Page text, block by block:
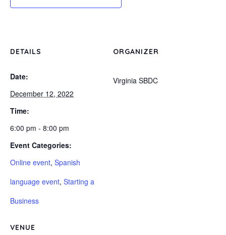
DETAILS
Date:
December 12, 2022
Time:
6:00 pm - 8:00 pm
Event Categories:
Online event, Spanish
language event, Starting a
Business
VENUE
ORGANIZER
Virginia SBDC